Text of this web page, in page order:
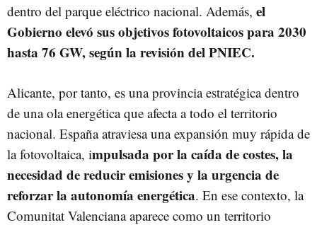
dentro del parque eléctrico nacional. Además, el
Gobierno elevó sus objetivos fotovoltaicos para 2030
hasta 76 GW, según la revisión del PNIEC.
Alicante, por tanto, es una provincia estratégica dentro
de una ola energética que afecta a todo el territorio
nacional. España atraviesa una expansión muy rápida de
la fotovoltaica, impulsada por la caída de costes, la
necesidad de reducir emisiones y la urgencia de
reforzar la autonomía energética. En ese contexto, la
Comunitat Valenciana aparece como un territorio